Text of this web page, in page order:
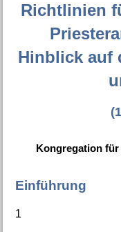
Richtlinien
Hinblick auf
Kongregation
Einführung
1